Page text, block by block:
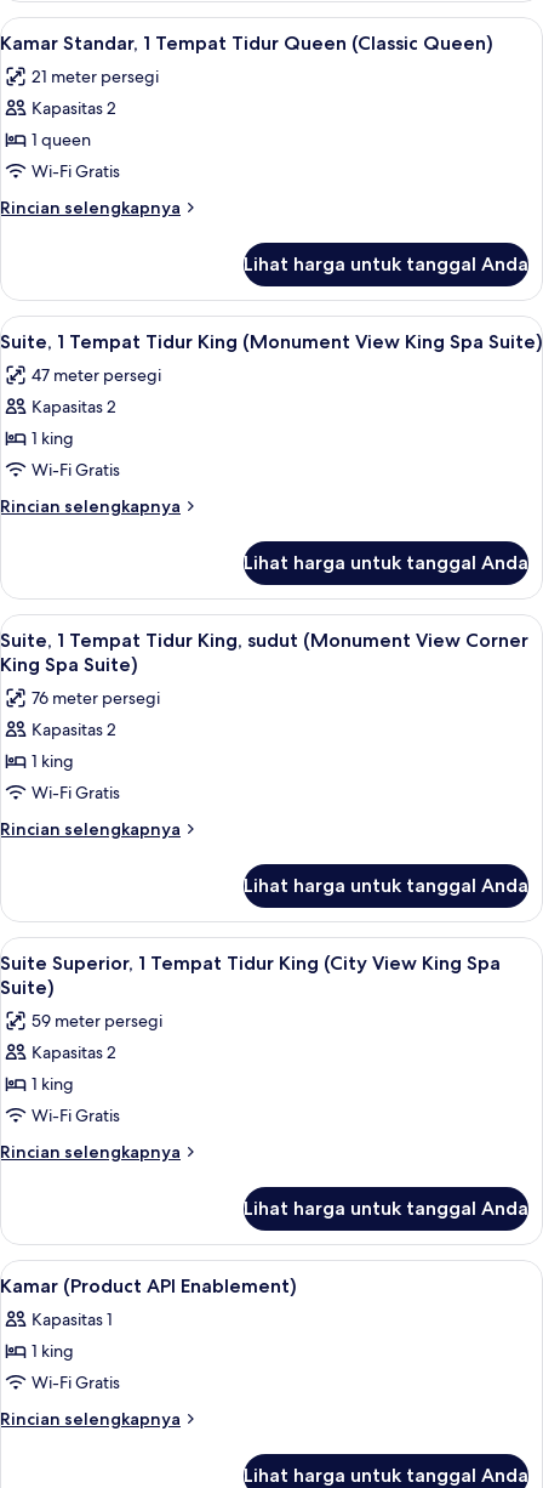
(Classic
King)
Standar,
1
Tidur
King
King)
Lihat
semua
foto
untuk
Kamar
Standar,
1
Tempat
Queen
(Classic
Queen)
Seprai katun Mesir, seprai premium,
6
Kamar Standar, 1 Tempat Tidur Queen (Classic Queen)
21 meter persegi
Kapasitas 2
1 queen
Wi-Fi Gratis
Rincian selengkapnya
Rincian
Kamar
Standar,
1
Tidur
Queen
Queen)
Lihat harga untuk tanggal Anda
Lihat
semua
foto
untuk
Suite,
1
Tempat
Tidur
(Monument
View
King
Spa
Suite)
6
Suite, 1 Tempat Tidur King (Monument View King Spa Suite)
47 meter persegi
Kapasitas 2
1 king
Wi-Fi Gratis
Rincian selengkapnya
Rincian
Suite,
Tempat
Tidur
King
(Monument
View
Spa
Suite)
Lihat harga untuk tanggal Anda
Lihat
semua
foto
untuk
Suite,
1
Tempat
Tidur
(Monument
View
Corner
King
Spa
Suite)
7
Suite, 1 Tempat Tidur King, sudut (Monument View Corner
King Spa Suite)
76 meter persegi
Kapasitas 2
1 king
Wi-Fi Gratis
Rincian selengkapnya
Rincian
Suite,
Tempat
Tidur
sudut
(Monument
Corner
King
Suite)
Lihat harga untuk tanggal Anda
Lihat
semua
foto
untuk
Suite
Superior,
1
Tempat
(City
View
King
Spa
Suite)
Suite Superior, 1 Tempat Tidur King
8
Suite Superior, 1 Tempat Tidur King (City View King Spa
Suite)
59 meter persegi
Kapasitas 2
1 king
Wi-Fi Gratis
Rincian selengkapnya
Rincian
Suite
Superior,
1
Tidur
King
View
King
Spa
Lihat harga untuk tanggal Anda
Lihat
semua
foto
untuk
Kamar
(Product
Seprai katun Mesir, seprai premium,
6
Kamar (Product API Enablement)
Kapasitas 1
1 king
Wi-Fi Gratis
Rincian selengkapnya
Rincian
Lihat harga untuk tanggal Anda